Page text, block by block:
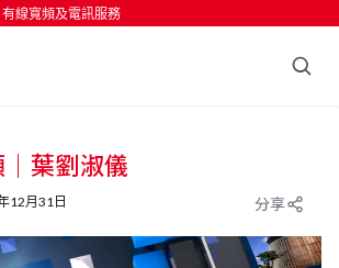
有線寬頻及電訊服務
葉劉淑儀
12月31日 分享